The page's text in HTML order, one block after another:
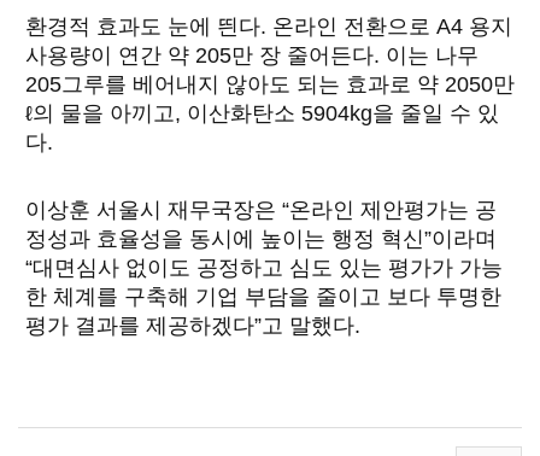
환경적 효과도 눈에 띈다. 온라인 전환으로 A4 용지
사용량이 연간 약 205만 장 줄어든다. 이는 나무
205그루를 베어내지 않아도 되는 효과로 약 2050만
ℓ의 물을 아끼고, 이산화탄소 5904kg을 줄일 수 있
다.
이상훈 서울시 재무국장은 “온라인 제안평가는 공
정성과 효율성을 동시에 높이는 행정 혁신”이라며
“대면심사 없이도 공정하고 심도 있는 평가가 가능
한 체계를 구축해 기업 부담을 줄이고 보다 투명한
평가 결과를 제공하겠다”고 말했다.